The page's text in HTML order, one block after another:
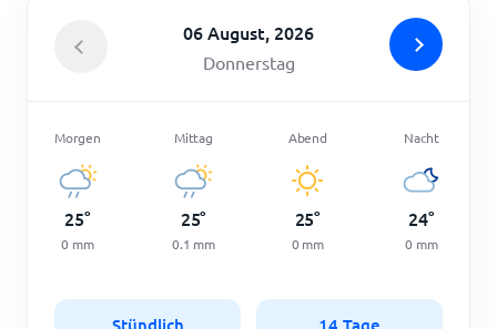
06 August, 2026
Donnerstag
Morgen
25°
0 mm
Mittag
25°
0.1 mm
Abend
25°
0 mm
Nacht
24°
0 mm
Stündlich 14 Tage